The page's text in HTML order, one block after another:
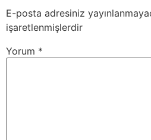
E-posta adresiniz
işaretlenmişlerdir
Yorum *